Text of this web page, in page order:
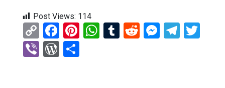
Post Views: 114
C
o
py
F
a
ce
Pi
W
T
R
M
T
Vi
W